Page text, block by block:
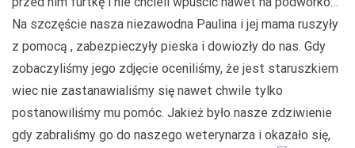
Na szczęście nasza niezawodna Paulina i jej mama ruszyły
z pomocą , zabezpieczyły pieska i dowiozły do nas. Gdy
zobaczyliśmy jego zdjęcie oceniliśmy, że jest staruszkiem
wiec nie zastanawialiśmy się nawet chwile tylko
postanowiliśmy mu pomóc. Jakież było nasze zdziwienie
gdy zabraliśmy go do naszego weterynarza i okazało się,